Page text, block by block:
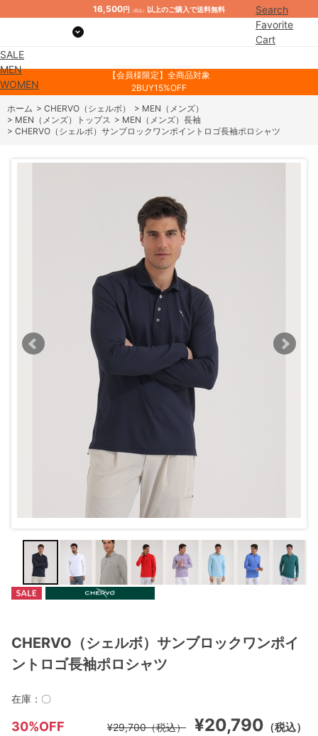
16,500円 （税込） 以上のご購入で送料無料
Search
Favorite
Cart
SALE
MEN
WOMEN
【会員様限定】全商品対象
2BUY15%OFF
ホーム > CHERVO（シェルボ） > MEN（メンズ）
> MEN（メンズ）トップス > MEN（メンズ）長袖
> CHERVO（シェルボ）サンブロックワンポイントロゴ長袖ポロシャツ
CHERVO（シェルボ）サンブロックワンポイ
ントロゴ長袖ポロシャツ
30%OFF ¥20,790 （税込）
¥29,700（税込）
在庫： 〇